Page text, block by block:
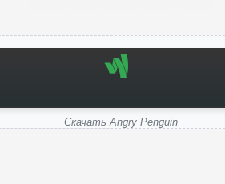
Скачать Angry Penguin